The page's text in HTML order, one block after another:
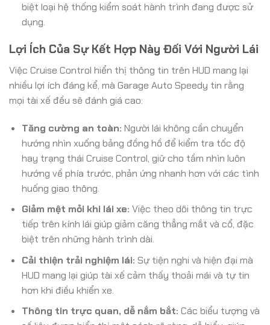
biệt loại hệ thống kiểm soát hành trình đang được sử
dụng.
Lợi Ích Của Sự Kết Hợp Này Đối Với Người Lái
Việc Cruise Control hiển thị thông tin trên HUD mang lại
nhiều lợi ích đáng kể, mà Garage Auto Speedy tin rằng
mọi tài xế đều sẽ đánh giá cao:
Tăng cường an toàn: Người lái không cần chuyển
hướng nhìn xuống bảng đồng hồ để kiểm tra tốc độ
hay trạng thái Cruise Control, giữ cho tầm nhìn luôn
hướng về phía trước, phản ứng nhanh hơn với các tình
huống giao thông.
Giảm mệt mỏi khi lái xe: Việc theo dõi thông tin trực
tiếp trên kính lái giúp giảm căng thẳng mắt và cổ, đặc
biệt trên những hành trình dài.
Cải thiện trải nghiệm lái: Sự tiện nghi và hiện đại mà
HUD mang lại giúp tài xế cảm thấy thoải mái và tự tin
hơn khi điều khiển xe.
Thông tin trực quan, dễ nắm bắt: Các biểu tượng và